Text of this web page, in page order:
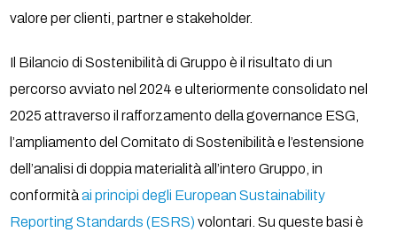
valore per clienti, partner e stakeholder.
Il Bilancio di Sostenibilità di Gruppo è il risultato di un
percorso avviato nel 2024 e ulteriormente consolidato nel
2025 attraverso il rafforzamento della governance ESG,
l’ampliamento del Comitato di Sostenibilità e l’estensione
dell’analisi di doppia materialità all’intero Gruppo, in
conformitàai principi degli European Sustainability
Reporting Standards (ESRS) volontari. Su queste basi è